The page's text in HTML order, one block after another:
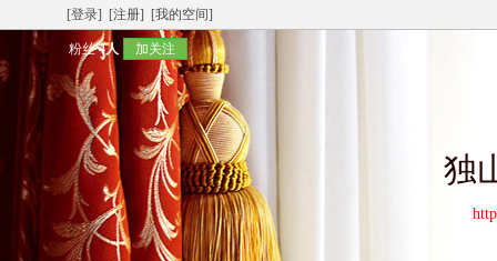
[登录] [注册] [我的空间]
粉丝4人 加关注
独